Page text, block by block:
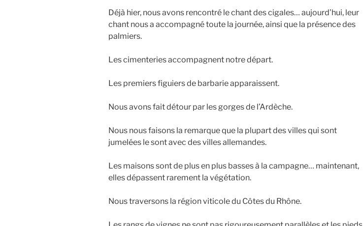
Déjà hier, nous avons rencontré le chant des cigales… aujourd’hui, leur
chant nous a accompagné toute la journée, ainsi que la présence des
palmiers.
Les cimenteries accompagnent notre départ.
Les premiers figuiers de barbarie apparaissent.
Nous avons fait détour par les gorges de l’Ardèche.
Nous nous faisons la remarque que la plupart des villes qui sont
jumelées le sont avec des villes allemandes.
Les maisons sont de plus en plus basses à la campagne… maintenant,
elles dépassent rarement la végétation.
Nous traversons la région viticole du Côtes du Rhône.